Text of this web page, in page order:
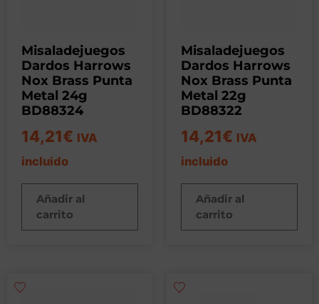
Misaladejuegos
Dardos Harrows
Nox Brass Punta
Metal 24g
BD88324
14,21€ IVA
incluido
Añadir al
carrito
Misaladejuegos
Dardos Harrows
Nox Brass Punta
Metal 22g
BD88322
14,21€ IVA
incluido
Añadir al
carrito